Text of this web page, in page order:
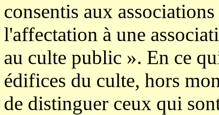
consentis aux
l'affectation à une
au culte public ». En ce
édifices du culte, hors
de distinguer ceux qui